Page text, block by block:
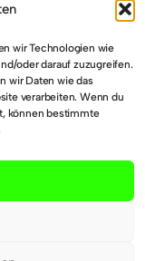
wir Technologien wie
oder darauf zuzugreifen.
wir Daten wie das
verarbeiten. Wenn du
können bestimmte